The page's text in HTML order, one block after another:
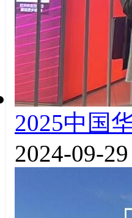
2025中国
2024-09-29